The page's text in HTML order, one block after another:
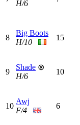
H/6
8
Big Boots
H/10
15
9
Shade ⊗
H/6
10
10
Awj
F/4
6